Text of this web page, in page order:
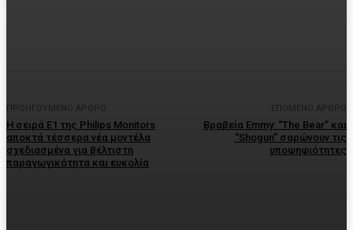
ΠΡΟΗΓΟΎΜΕΝΟ ΆΡΘΡΟ
Η σειρά E1 της Philips Monitors
αποκτά τέσσερα νέα μοντέλα
σχεδιασμένα για βέλτιστη
παραγωγικότητα και ευκολία
ΕΠΌΜΕΝΟ ΆΡΘΡΟ
Βραβεία Emmy: “The Bear” και
“Shogun” σαρώνουν τις
υποψηφιότητες